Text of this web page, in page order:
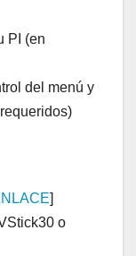
PI (en
del menú y
]
o